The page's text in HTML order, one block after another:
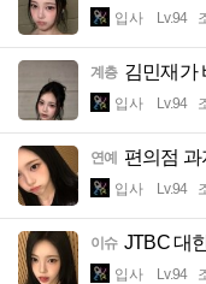
입사 Lv.94
계층 김민재가
입사 Lv.94
연예 편의점 과
입사 Lv.94
이슈 JTBC 대
입사 Lv.94